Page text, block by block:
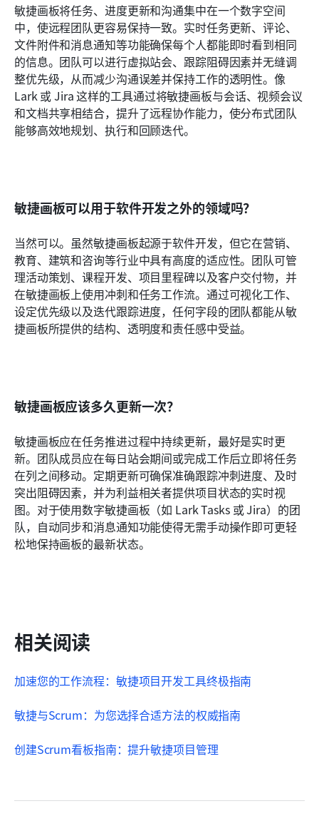
敏捷画板将任务、进度更新和沟通集中在一个数字空间
中，使远程团队更容易保持一致。实时任务更新、评论、
文件附件和消息通知等功能确保每个人都能即时看到相同
的信息。团队可以进行虚拟站会、跟踪阻碍因素并无缝调
整优先级，从而减少沟通误差并保持工作的透明性。像
Lark 或 Jira 这样的工具通过将敏捷画板与会话、视频会议
和文档共享相结合，提升了远程协作能力，使分布式团队
能够高效地规划、执行和回顾迭代。
敏捷画板可以用于软件开发之外的领域吗？
当然可以。虽然敏捷画板起源于软件开发，但它在营销、
教育、建筑和咨询等行业中具有高度的适应性。团队可管
理活动策划、课程开发、项目里程碑以及客户交付物，并
在敏捷画板上使用冲刺和任务工作流。通过可视化工作、
设定优先级以及迭代跟踪进度，任何字段的团队都能从敏
捷画板所提供的结构、透明度和责任感中受益。
敏捷画板应该多久更新一次？
敏捷画板应在任务推进过程中持续更新，最好是实时更
新。团队成员应在每日站会期间或完成工作后立即将任务
在列之间移动。定期更新可确保准确跟踪冲刺进度、及时
突出阻碍因素，并为利益相关者提供项目状态的实时视
图。对于使用数字敏捷画板（如 Lark Tasks 或 Jira）的团
队，自动同步和消息通知功能使得无需手动操作即可更轻
松地保持画板的最新状态。
相关阅读
加速您的工作流程：敏捷项目开发工具终极指南
敏捷与Scrum：为您选择合适方法的权威指南
创建Scrum看板指南：提升敏捷项目管理